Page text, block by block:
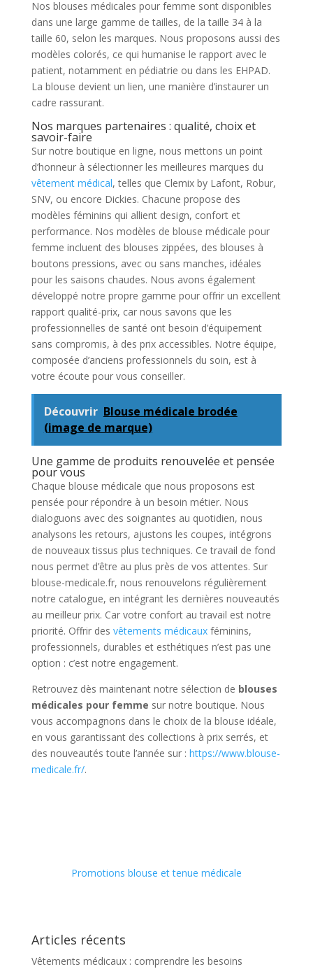
Nos blouses médicales pour femme sont disponibles
dans une large gamme de tailles, de la taille 34 à la
taille 60, selon les marques. Nous proposons aussi des
modèles colorés, ce qui humanise le rapport avec le
patient, notamment en pédiatrie ou dans les EHPAD.
La blouse devient un lien, une manière d’instaurer un
cadre rassurant.
Nos marques partenaires : qualité, choix et
savoir-faire
Sur notre boutique en ligne, nous mettons un point
d’honneur à sélectionner les meilleures marques du
vêtement médical, telles que Clemix by Lafont, Robur,
SNV, ou encore Dickies. Chacune propose des
modèles féminins qui allient design, confort et
performance. Nos modèles de blouse médicale pour
femme incluent des blouses zippées, des blouses à
boutons pressions, avec ou sans manches, idéales
pour les saisons chaudes. Nous avons également
développé notre propre gamme pour offrir un excellent
rapport qualité-prix, car nous savons que les
professionnelles de santé ont besoin d’équipement
sans compromis, à des prix accessibles. Notre équipe,
composée d’anciens professionnels du soin, est à
votre écoute pour vous conseiller.
Découvrir Blouse médicale brodée
(image de marque)
Une gamme de produits renouvelée et pensée
pour vous
Chaque blouse médicale que nous proposons est
pensée pour répondre à un besoin métier. Nous
dialoguons avec des soignantes au quotidien, nous
analysons les retours, ajustons les coupes, intégrons
de nouveaux tissus plus techniques. Ce travail de fond
nous permet d’être au plus près de vos attentes. Sur
blouse-medicale.fr, nous renouvelons régulièrement
notre catalogue, en intégrant les dernières nouveautés
au meilleur prix. Car votre confort au travail est notre
priorité. Offrir des vêtements médicauxféminins,
professionnels, durables et esthétiques n’est pas une
option : c’est notre engagement.
Retrouvez dès maintenant notre sélection de blouses
médicales pour femme sur notre boutique. Nous
vous accompagnons dans le choix de la blouse idéale,
en vous garantissant des collections à prix serrés, et
des nouveautés toute l’année sur : https://www.blouse-
medicale.fr/.
Promotions blouse et tenue médicale
Articles récents
Vêtements médicaux : comprendre les besoins